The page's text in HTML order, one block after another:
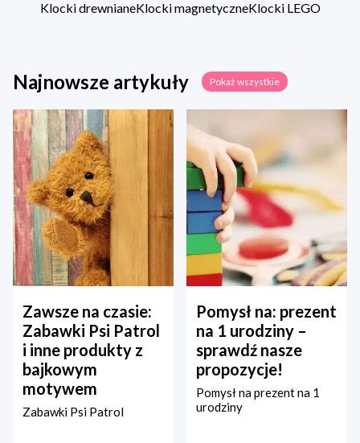
Klocki drewnianeKlocki magnetyczneKlocki LEGO
Najnowsze artykuły Pokaż wszystkie
Zawsze na czasie:
Zabawki Psi Patrol
i inne produkty z
bajkowym
motywem
Zabawki Psi Patrol
Pomysł na: prezent
na 1 urodziny –
sprawdź nasze
propozycje!
Pomysł na prezent na 1
urodziny